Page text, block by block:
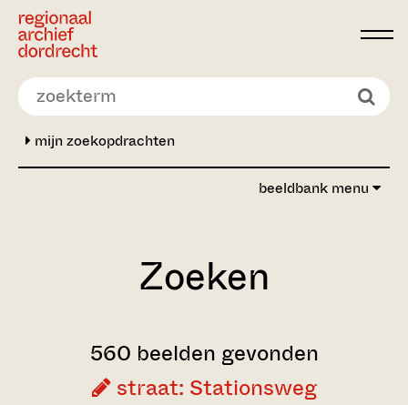
Ga direct naar de inhoud
mijn zoekopdrachten
beeldbank menu
Zoeken
560 beelden gevonden
straat: Stationsweg